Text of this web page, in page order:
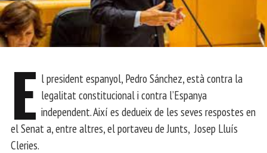
E l president espanyol, Pedro Sánchez, està contra la
legalitat constitucional i contra l’Espanya
independent. Així es dedueix de les seves respostes en
el Senat a, entre altres, el portaveu de Junts, Josep Lluís
Cleries.